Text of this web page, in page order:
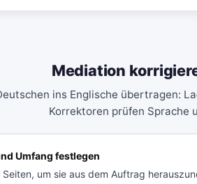
Mediation
ins Englische übertragen:
Korrektoren prüfen Sprache
Umfang festlegen
um sie aus dem Auftrag